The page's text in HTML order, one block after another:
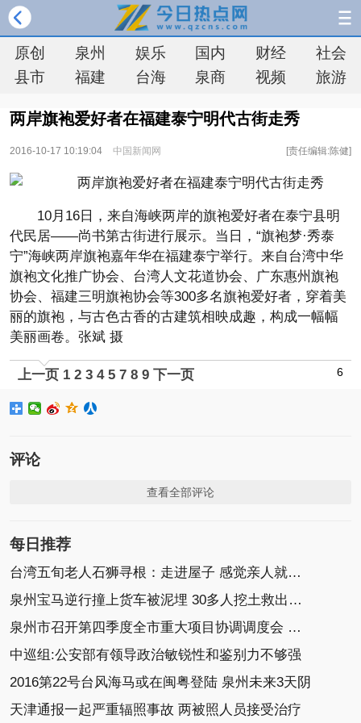
原创 泉州 娱乐 国内 财经
社会
县市
福建 台海 泉商 视频 旅游
两岸旗袍爱好者在福建泰宁明代古街走秀
2016-10-17 10:19:04 中国新闻网 [责任编辑:陈健]
10月16日，来自海峡两岸的旗袍爱好者在泰宁县明
代民居——尚书第古街进行展示。当日，“旗袍梦·秀泰
宁”海峡两岸旗袍嘉年华在福建泰宁举行。来自台湾中华
旗袍文化推广协会、台湾人文花道协会、广东惠州旗袍
协会、福建三明旗袍协会等300多名旗袍爱好者，穿着美
丽的旗袍，与古色古香的古建筑相映成趣，构成一幅幅
美丽画卷。张斌 摄
上一页 1 2 3 4 5 6
7 8 9 下一页
评论
查看全部评论
每日推荐
台湾五旬老人石狮寻根：走进屋子 感觉亲人就在身边
泉州宝马逆行撞上货车被泥埋 30多人挖土救出小车
泉州市召开第四季度全市重大项目协调调度会 康涛
中巡组:公安部有领导政治敏锐性和鉴别力不够强
2016第22号台风海马或在闽粤登陆 泉州未来3天阴
天津通报一起严重辐照事故 两被照人员接受治疗